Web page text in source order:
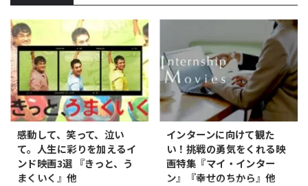
感動して、笑って、泣い
て。人生に彩りを加えるイ
ンド映画3選 『きっと、う
まくいく』他
インターンに向けて観た
い！挑戦の勇気をくれる映
画特集『マイ・インター
ン』『幸せのちから』他